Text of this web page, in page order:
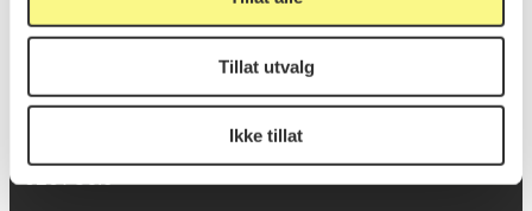
Tillat utvalg
Ikke tillat
Besøksadresse
Victoria Terrasse 11
0251 Oslo